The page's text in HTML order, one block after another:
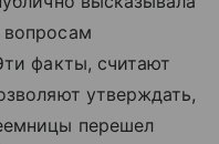
факты, считают
утверждать,
перешел